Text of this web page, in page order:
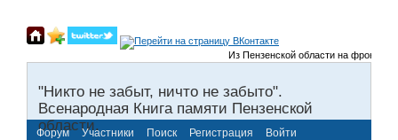
Из Пензенской области на фронты
"Никто не забыт, ничто не забыто".
Всенародная Книга памяти Пензенской
области.
Форум Участники Поиск Регистрация Войти